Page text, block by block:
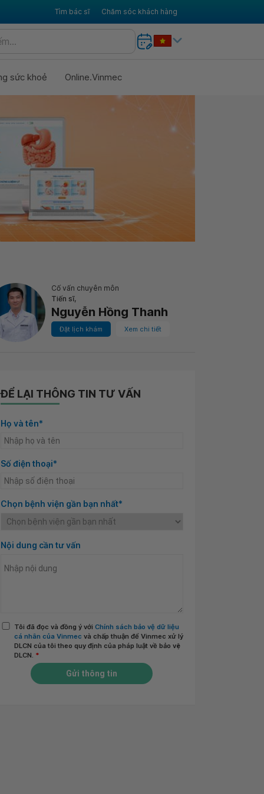
Tìm bác sĩ Chăm sóc khách hàng
sức khoẻ Online.Vinmec
Cố vấn chuyên môn
Tiến sĩ,
Nguyễn Hồng Thanh
Đặt lịch khám Xem chi tiết
ĐỂ LẠI THÔNG TIN TƯ VẤN
Họ và tên*
Số điện thoại*
Chọn bệnh viện gần bạn nhất*
Nội dung cần tư vấn
Tôi đã đọc và đồng ý với Chính sách bảo vệ dữ liệu
cá nhân của Vinmec và chấp thuận để Vinmec xử lý
DLCN của tôi theo quy định của pháp luật về bảo vệ
DLCN. *
Gửi thông tin